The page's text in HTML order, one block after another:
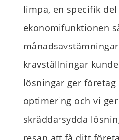
limpa, en specifik del
ekonomifunktionen
månadsavstämningar
kravställningar
lösningar ger
optimering och vi
skräddarsydda
resan att få ditt